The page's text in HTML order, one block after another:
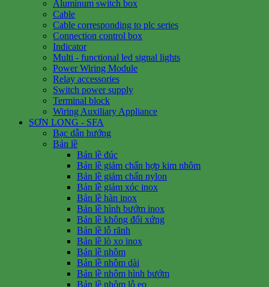
Aluminum switch box
Cable
Cable corresponding to plc series
Connection control box
Indicator
Multi - functional led signal lights
Power Wiring Module
Relay accessories
Switch power supply
Terminal block
Wiring Auxiliary Appliance
SƠN LONG - SFA
Bạc dẫn hướng
Bản lề
Bản lề đúc
Bản lề giảm chấn hợp kim nhôm
Bản lề giảm chấn nylon
Bản lề giảm xóc inox
Bản lề hàn inox
Bản lề hình bướm inox
Bản lề không đối xứng
Bản lề lỗ rãnh
Bản lề lò xo inox
Bản lề nhôm
Bản lề nhôm dài
Bản lề nhôm hình bướm
Bản lề nhôm lỗ eo